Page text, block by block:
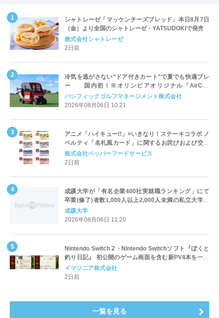
シャトレーゼ「マッケンチーズブレッド」本日8月7日
（金）より全国のシャトレーゼ・YATSUDOKIで発売
株式会社シャトレーゼ
2日前
冷気を逃がさない“ドア付きカート”で夏でも快適プレ
ー 国内初！※オリンピアオリジナル「AirCon
Cart（エアコンカート）」導入 | ＰＧＭ
パシフィックゴルフマネージメント株式会社
2026年08月06日 10:21
アニメ「ハイキュー!!」×いきなり！ステーキコラボ ノ
ベルティ「名札風カード」に関するお詫びおよび交換
対応についてのご案内
株式会社ペッパーフードサービス
2日前
成蹊大学が「有名企業400社実就職ランキング」にて
卒業(修了)者数1,000人以上2,000人未満の私立大学で
全国第1位を獲得！～実就職率は26.5%（前年比＋
4.3pt）に伸長、東京の私立大学でも10位にランクイン
成蹊大学
2026年08月06日 11:20
Nintendo Switch 2・Nintendo Switchソフト『ぼくと
釣り日記』 初公開のゲーム画面を含む新PV4本を一挙
公開！
イマジニア株式会社
2日前
一覧を見る